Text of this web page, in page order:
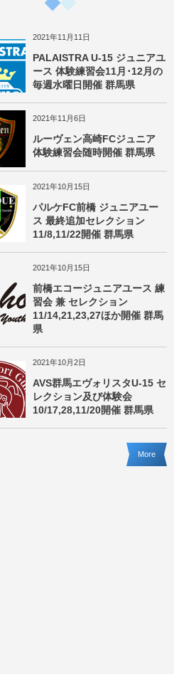
2021年11月11日
PALAISTRA U-15 ジュニアユ
ース 体験練習会11月･12月の
毎週水曜日開催 群馬県
2021年11月6日
ルーヴェン高崎FCジュニア
体験練習会随時開催 群馬県
2021年10月15日
パルケFC前橋 ジュニアユー
ス 最終追加セレクション
11/8,11/22開催 群馬県
2021年10月15日
前橋エコージュニアユース 練
習会 兼 セレクション
11/14,21,23,27ほか開催 群馬
県
2021年10月2日
AVS群馬エヴォリスタU-15 セ
レクション及び体験会
10/17,28,11/20開催 群馬県
More